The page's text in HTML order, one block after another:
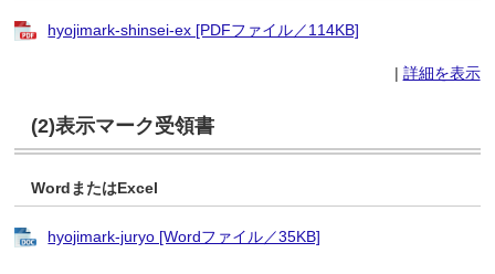
hyojimark-shinsei-ex [PDFファイル／114KB]
| 詳細を表示
(2)表示マーク受領書
WordまたはExcel
hyojimark-juryo [Wordファイル／35KB]